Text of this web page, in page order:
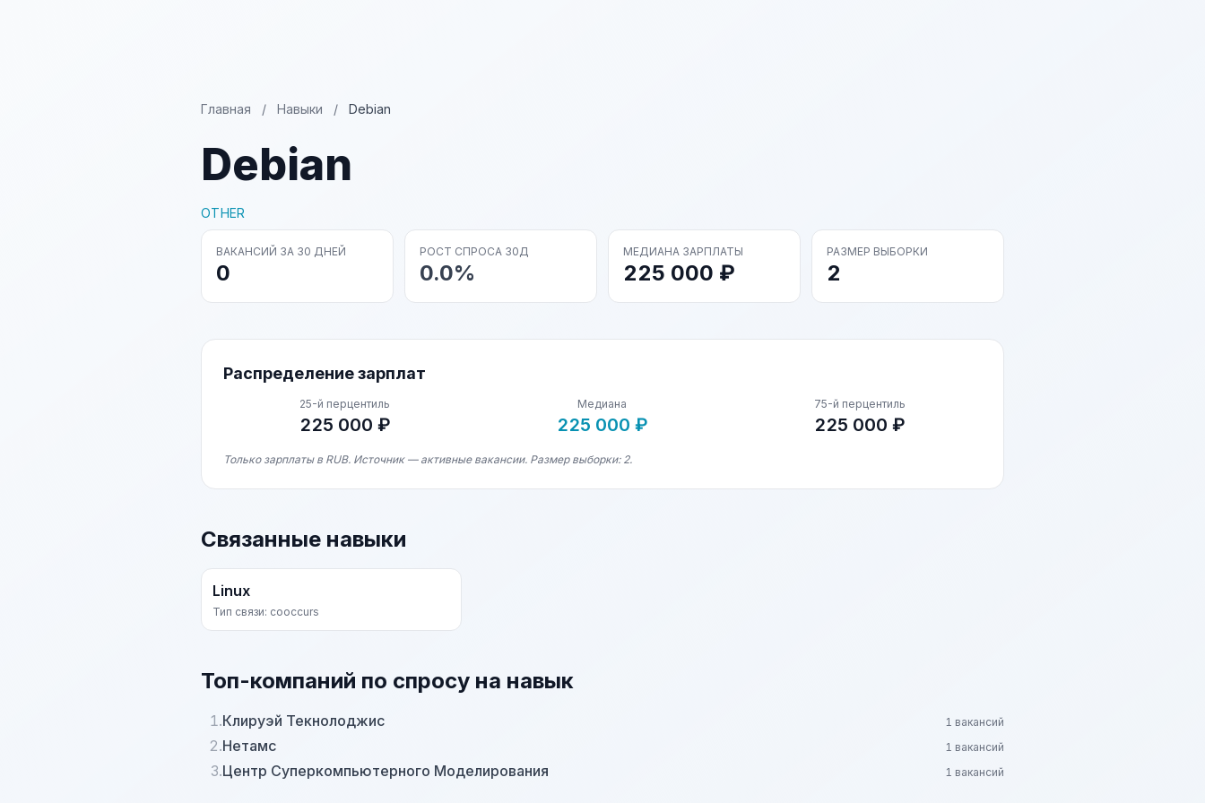
Главная / Навыки / Debian
Debian
OTHER
ВАКАНСИЙ ЗА 30 ДНЕЙ
0
РОСТ СПРОСА 30Д
0.0%
МЕДИАНА ЗАРПЛАТЫ
225 000 ₽
РАЗМЕР ВЫБОРКИ
2
Распределение зарплат
25-й перцентиль
225 000 ₽
Медиана
225 000 ₽
75-й перцентиль
225 000 ₽
Только зарплаты в RUB. Источник — активные вакансии. Размер выборки: 2.
Связанные навыки
Linux
Тип связи: cooccurs
Топ-компаний по спросу на навык
1.Клируэй Текнолоджис 1 вакансий
2.Нетамс 1 вакансий
3.Центр Суперкомпьютерного Моделирования 1 вакансий